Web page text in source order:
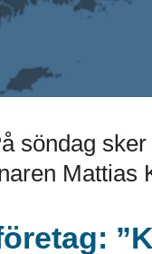
söndag
Mattias